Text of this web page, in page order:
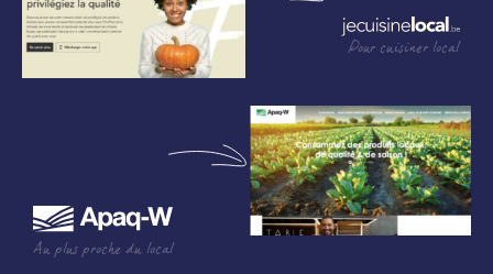
Pour cuisiner local
Au plus proche du local